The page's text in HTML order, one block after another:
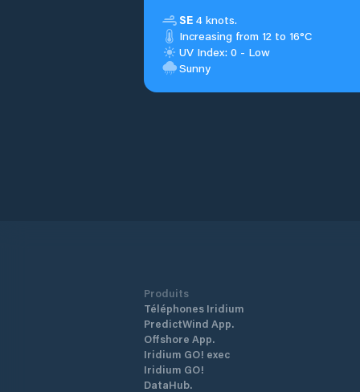
SE 4 knots.
Increasing from 12 to 16°C
UV Index: 0 - Low
Sunny
Produits
Téléphones Iridium
PredictWind App.
Offshore App.
Iridium GO! exec
Iridium GO!
DataHub.